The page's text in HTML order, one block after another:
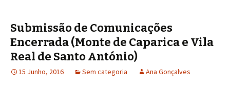
Submissão de Comunicações
Encerrada (Monte de Caparica e Vila
Real de Santo António)
15 Junho, 2016 Sem categoria Ana Gonçalves